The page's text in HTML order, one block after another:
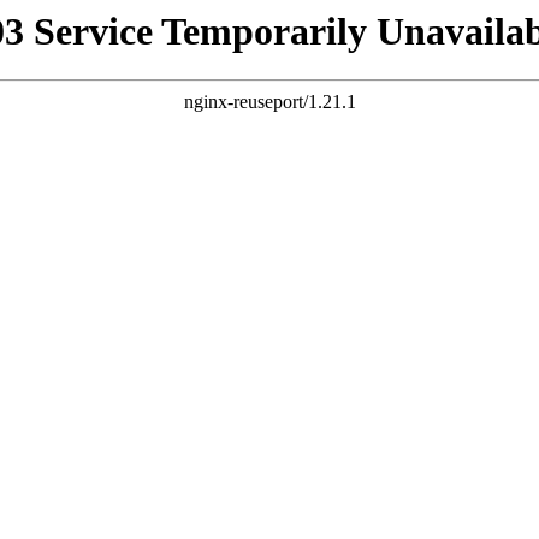
Service Temporarily
nginx-reuseport/1.21.1